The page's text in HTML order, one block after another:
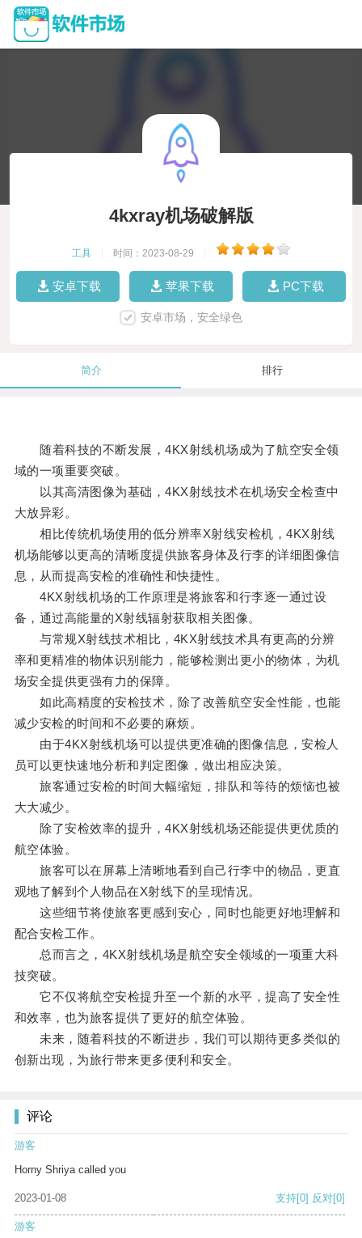
4kxray机场破解版
工具 时间：2023-08-29
安卓下载 苹果下载 PC下载
安卓市场，安全绿色
简介 排行
随着科技的不断发展，4KX射线机场成为了航空安全领
域的一项重要突破。
以其高清图像为基础，4KX射线技术在机场安全检查中
大放异彩。
相比传统机场使用的低分辨率X射线安检机，4KX射线
机场能够以更高的清晰度提供旅客身体及行李的详细图像信
息，从而提高安检的准确性和快捷性。
4KX射线机场的工作原理是将旅客和行李逐一通过设
备，通过高能量的X射线辐射获取相关图像。
与常规X射线技术相比，4KX射线技术具有更高的分辨
率和更精准的物体识别能力，能够检测出更小的物体，为机
场安全提供更强有力的保障。
如此高精度的安检技术，除了改善航空安全性能，也能
减少安检的时间和不必要的麻烦。
由于4KX射线机场可以提供更准确的图像信息，安检人
员可以更快速地分析和判定图像，做出相应决策。
旅客通过安检的时间大幅缩短，排队和等待的烦恼也被
大大减少。
除了安检效率的提升，4KX射线机场还能提供更优质的
航空体验。
旅客可以在屏幕上清晰地看到自己行李中的物品，更直
观地了解到个人物品在X射线下的呈现情况。
这些细节将使旅客更感到安心，同时也能更好地理解和
配合安检工作。
总而言之，4KX射线机场是航空安全领域的一项重大科
技突破。
它不仅将航空安检提升至一个新的水平，提高了安全性
和效率，也为旅客提供了更好的航空体验。
未来，随着科技的不断进步，我们可以期待更多类似的
创新出现，为旅行带来更多便利和安全。
评论
游客
Horny Shriya called you
2023-01-08 支持[0] 反对[0]
游客